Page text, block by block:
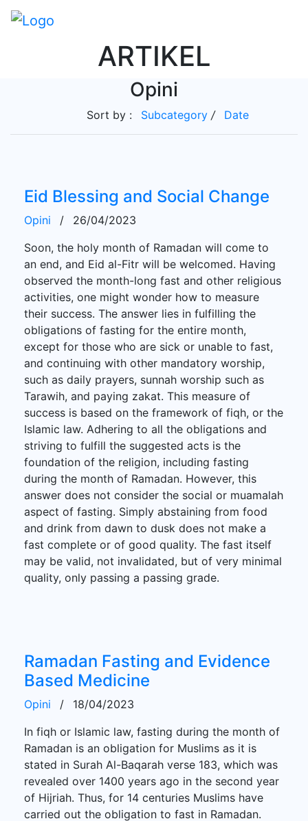
ARTIKEL
Opini
Sort by : Subcategory / Date
Eid Blessing and Social Change
Opini /
26/04/2023
Soon, the holy month of Ramadan will come to
an end, and Eid al-Fitr will be welcomed. Having
observed the month-long fast and other religious
activities, one might wonder how to measure
their success. The answer lies in fulfilling the
obligations of fasting for the entire month,
except for those who are sick or unable to fast,
and continuing with other mandatory worship,
such as daily prayers, sunnah worship such as
Tarawih, and paying zakat. This measure of
success is based on the framework of fiqh, or the
Islamic law. Adhering to all the obligations and
striving to fulfill the suggested acts is the
foundation of the religion, including fasting
during the month of Ramadan. However, this
answer does not consider the social or muamalah
aspect of fasting. Simply abstaining from food
and drink from dawn to dusk does not make a
fast complete or of good quality. The fast itself
may be valid, not invalidated, but of very minimal
quality, only passing a passing grade.
Ramadan Fasting and Evidence
Based Medicine
Opini /
18/04/2023
In fiqh or Islamic law, fasting during the month of
Ramadan is an obligation for Muslims as it is
stated in Surah Al-Baqarah verse 183, which was
revealed over 1400 years ago in the second year
of Hijriah. Thus, for 14 centuries Muslims have
carried out the obligation to fast in Ramadan.